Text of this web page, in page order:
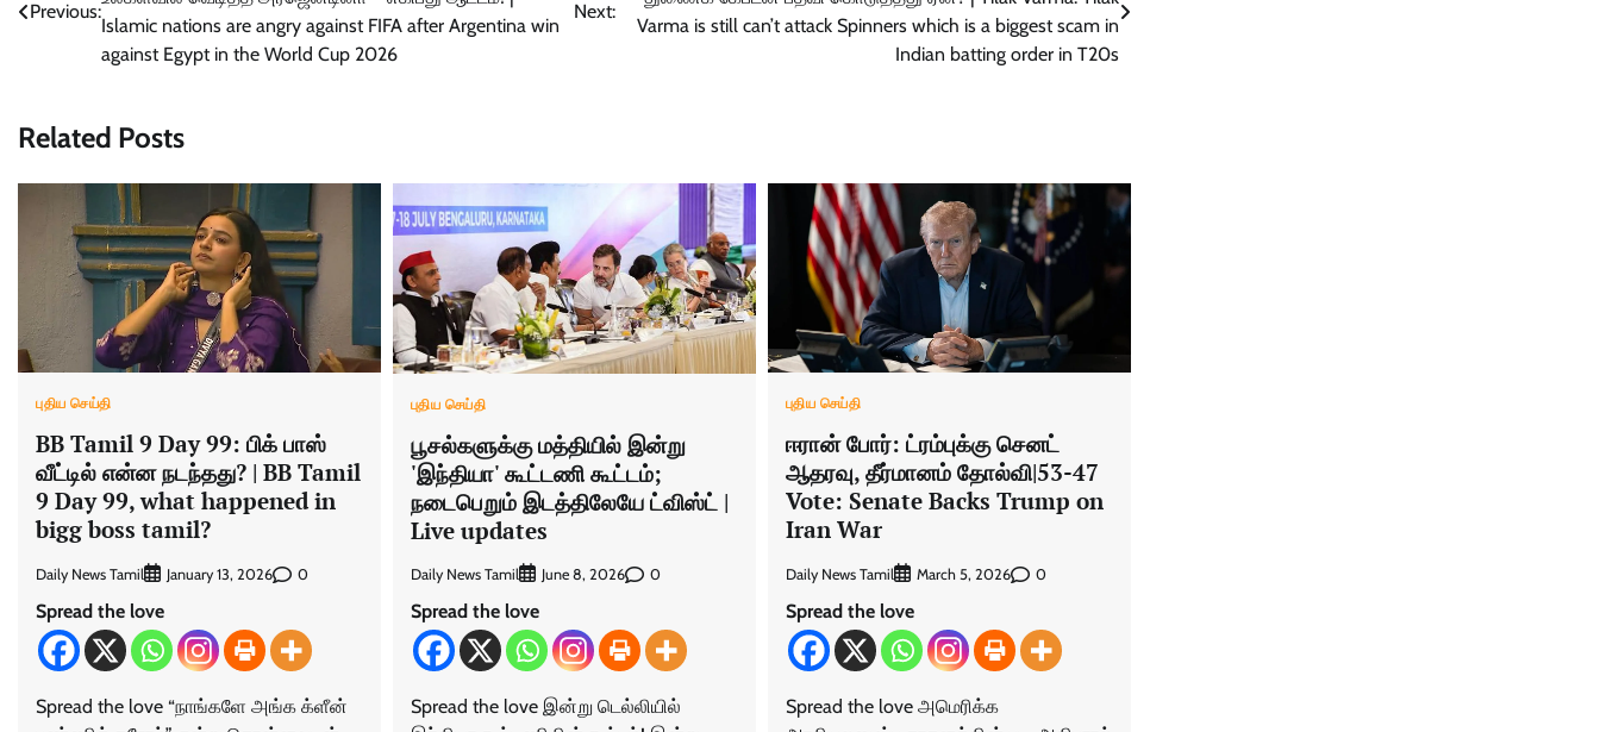
navigation
Previous:
Islamic nations are angry against FIFA after Argentina win
against Egypt in the World Cup 2026
Next:
Varma is still can’t attack Spinners which is a biggest scam in
Indian batting order in T20s
Related Posts
புதிய செய்தி
BB Tamil 9 Day 99: பிக் பாஸ்
வீட்டில் என்ன நடந்தது? | BB Tamil
9 Day 99, what happened in
bigg boss tamil?
Daily News Tamil January 13, 2026 0
Spread the love
Spread the love “நாங்களே அங்க க்ளீன்
புதிய செய்தி
பூசல்களுக்கு மத்தியில் இன்று
'இந்தியா' கூட்டணி கூட்டம்;
நடைபெறும் இடத்திலேயே ட்விஸ்ட் |
Live updates
Daily News Tamil June 8, 2026 0
Spread the love
Spread the love இன்று டெல்லியில்
புதிய செய்தி
ஈரான் போர்: ட்ரம்புக்கு செனட்
ஆதரவு, தீர்மானம் தோல்வி|53-47
Vote: Senate Backs Trump on
Iran War
Daily News Tamil March 5, 2026 0
Spread the love
Spread the love அமெரிக்க